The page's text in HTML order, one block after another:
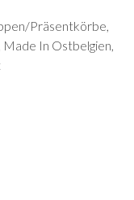
Präsentkörbe,
Made In Ostbelgien,